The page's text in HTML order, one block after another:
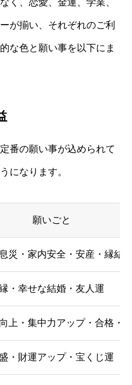
が揃い、それぞれのご利
な色と願い事を以下にま
番の願い事が込められて
になります。
願いごと
災・家内安全・安産・縁結
・幸せな結婚・友人運
上・集中力アップ・合格・
・財運アップ・宝くじ運